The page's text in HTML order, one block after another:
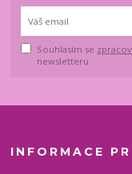
Souhlasím se
newsletteru.
INFORMACE